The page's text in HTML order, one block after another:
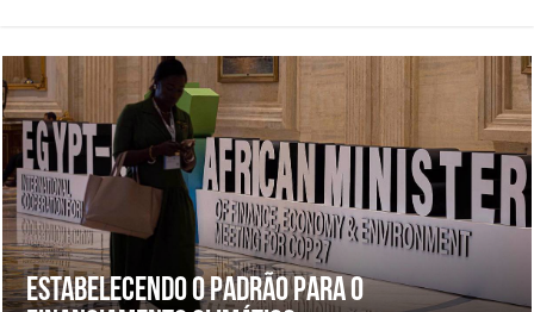
Estabelecendo o padrão para o